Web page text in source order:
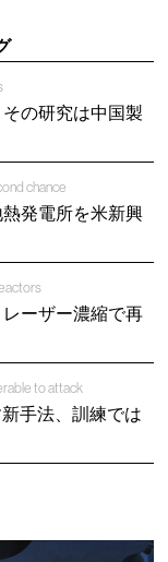
の研究は中国製
chance
発電所を米新興
ーザー濃縮で再
to attack
手法、訓練では